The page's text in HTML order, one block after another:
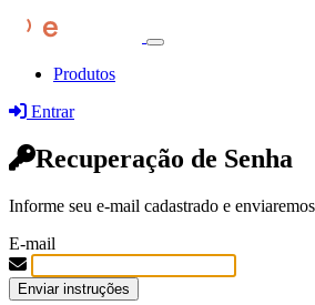
Produtos
Entrar
Recuperação de Senha
Informe seu e-mail cadastrado e
E-mail